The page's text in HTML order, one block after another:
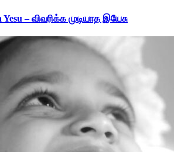
– விவரிக்க முடியாத இயேசு